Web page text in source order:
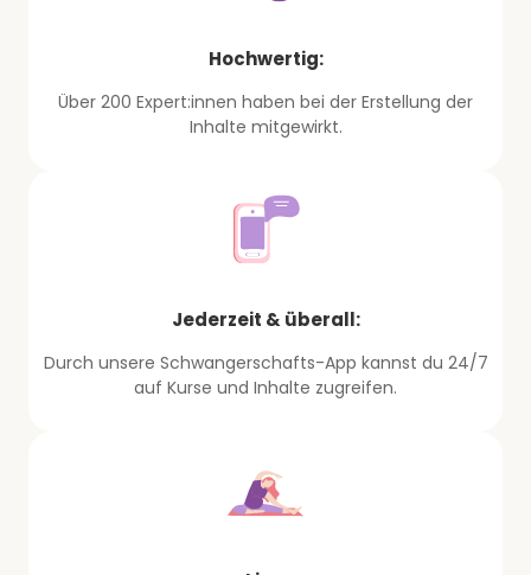
Hochwertig:
Über 200 Expert:innen haben bei der Erstellung der
Inhalte mitgewirkt.
Jederzeit & überall:
Durch unsere Schwangerschafts-App kannst du 24/7
auf Kurse und Inhalte zugreifen.